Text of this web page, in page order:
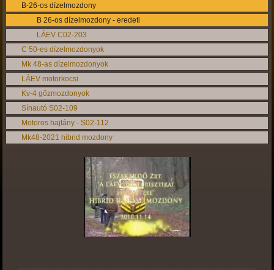
B-26-os dízelmozdony
B 26-os dízelmozdony - eredeti
LÁEV C02-203
C 50-es dízelmozdonyok
Mk 48-as dízelmozdonyok
LÁEV motorkocsi
Kv-4 gőzmozdonyok
Sínautó S02-109
Motoros hajtány - S02-112
Mk48-2021 hibrid mozdony